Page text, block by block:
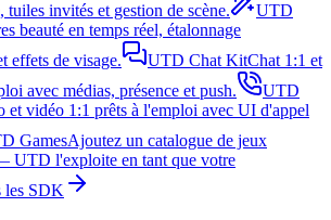
tuiles invités et gestion de scène.
UTD
beauté en temps réel, étalonnage
effets de visage.
UTD Chat KitChat 1:1 et
avec médias, présence et push.
UTD
et vidéo 1:1 prêts à l'emploi avec UI d'appel
GamesAjoutez un catalogue de jeux
UTD l'exploite en tant que votre
les SDK